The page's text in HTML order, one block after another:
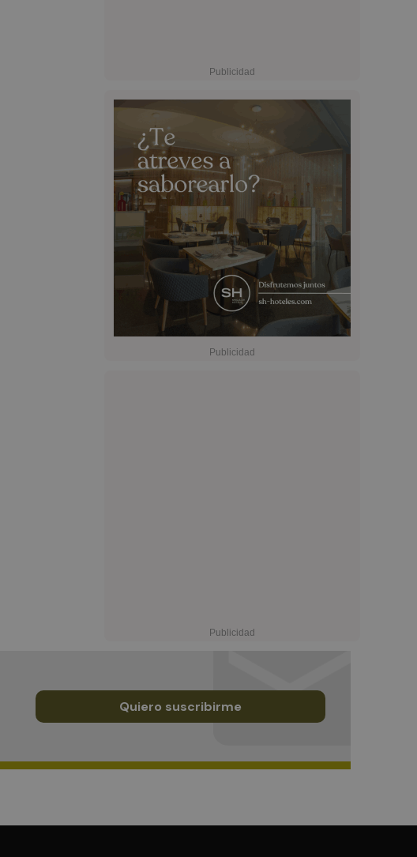
Quiero suscribirme